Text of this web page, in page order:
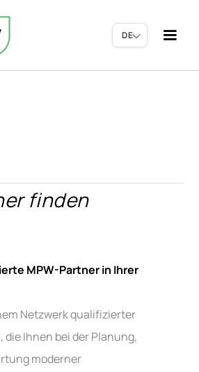
DE
finden
MPW-Partner in Ihrer
Netzwerk qualifizierter
Ihnen bei der Planung,
moderner